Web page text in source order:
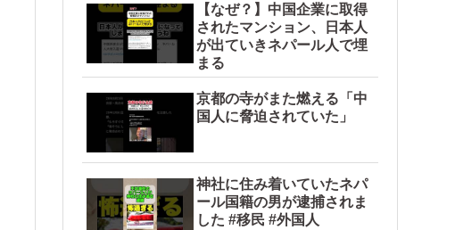
【なぜ？】中国企業に取得
されたマンション、日本人
が出ていきネパール人で埋
まる
京都の寺がまた燃える「中
国人に脅迫されていた」
神社に住み着いていたネパ
ール国籍の男が逮捕されま
した #移民 #外国人